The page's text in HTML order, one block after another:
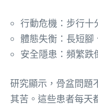
行動危機：步行十
體態失衡：長短腳
安全隱患：頻繁跌
研究顯示，骨盆問題
其苦。這些患者每天